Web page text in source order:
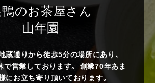
のお茶屋さん
山年園
蔵通りから徒歩5分の場所にあり、
で営業しております。 創業70年あま
にお立ち寄り頂いております。